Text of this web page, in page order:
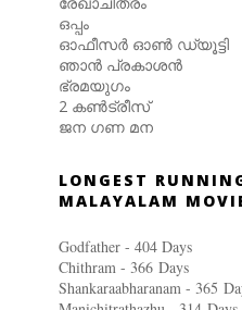
ഒപ്പം :
ഓഫീസർ ഓൺ ഡ്യൂട്ടി
ഞാൻ പ്രകാശൻ :
ഭ്രമയുഗം :
2 കൺട്രീസ് :
ജന ഗണ മന :
LONGEST
MALAYALAM
Godfather - 404 Days
Chithram - 366 Days
Shankaraabharanam - 365